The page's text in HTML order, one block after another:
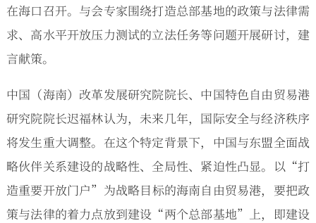
在海口召开。与会专家围绕打造总部基地的政策与法律需
求、高水平开放压力测试的立法任务等问题开展研讨，建
言献策。
中国（海南）改革发展研究院院长、中国特色自由贸易港
研究院院长迟福林认为，未来几年，国际安全与经济秩序
将发生重大调整。在这个特定背景下，中国与东盟全面战
略伙伴关系建设的战略性、全局性、紧迫性凸显。以“打
造重要开放门户”为战略目标的海南自由贸易港，要把政
策与法律的着力点放到建设“两个总部基地”上，即建设